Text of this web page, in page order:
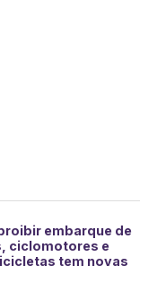
embarque de
ciclomotores e
tem novas